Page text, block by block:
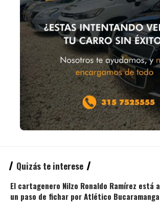
Quizás te interese
El cartagenero Nilzo Ronaldo Ramírez está a
un paso de fichar por Atlético Bucaramanga